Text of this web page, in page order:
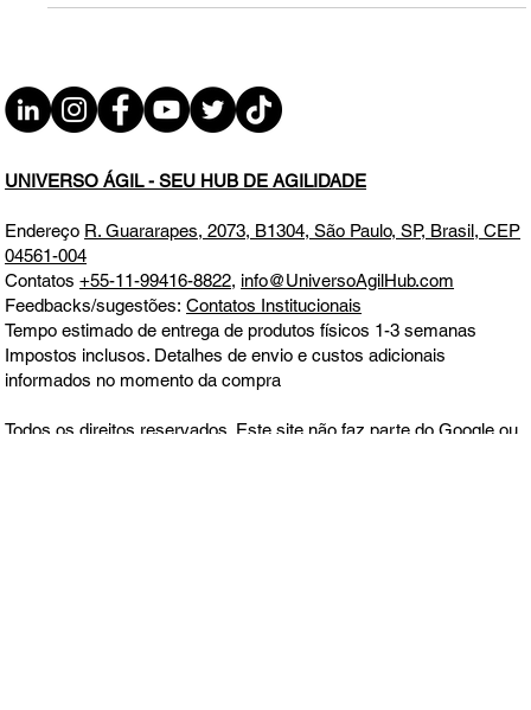
UNIVERSO ÁGIL - SEU HUB DE AGILIDADE
EndereçoR. Guararapes, 2073, B1304, São Paulo, SP, Brasil, CEP
04561-004
Contatos+55-11-99416-8822,info@UniversoAgilHub.com
Feedbacks/sugestões:Contatos Institucionais
Tempo estimado de entrega de produtos físicos 1-3 semanas
informados no momento da compra